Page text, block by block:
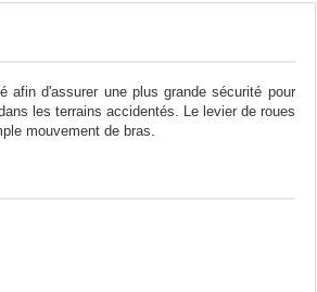
d'assurer une plus grande sécurité pour
les terrains accidentés. Le levier de roues
mouvement de bras.